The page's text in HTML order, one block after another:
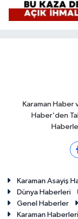
Karaman Haber
Haber'den
Karaman Asayiş
Dünya Haberleri
Genel Haberler
Karaman Haberleri